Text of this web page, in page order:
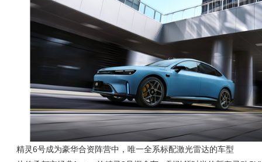
精灵6号成为豪华合资阵营中，唯一全系标配激光雷达的车型